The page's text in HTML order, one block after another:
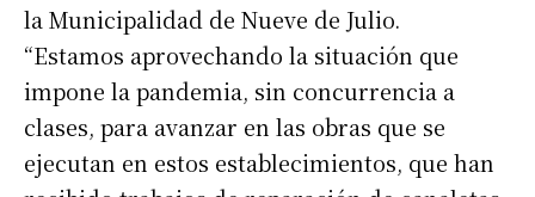
la Municipalidad de Nueve de Julio.
“Estamos aprovechando la situación que
impone la pandemia, sin concurrencia a
clases, para avanzar en las obras que se
ejecutan en estos establecimientos, que han